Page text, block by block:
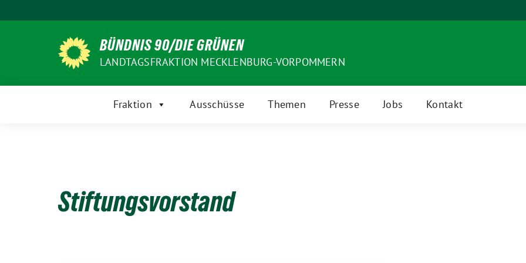
zum
BÜNDNIS 90/DIE GRÜNEN
LANDTAGSFRAKTION MECKLENBURG-VORPOMMERN
Fraktion Ausschüsse Themen Presse Jobs Kontakt
Stiftungsvorstand